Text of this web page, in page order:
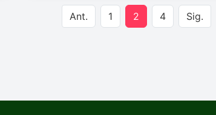
Ant. 1 2 4 Sig.